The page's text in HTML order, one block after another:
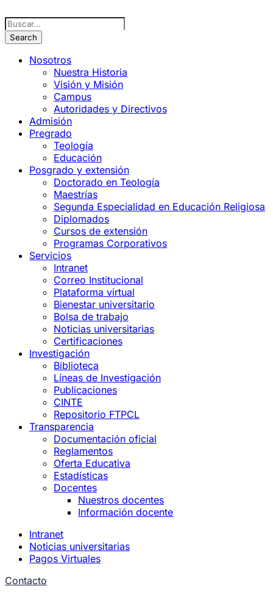
Nosotros
Nuestra Historia
Visión y Misión
Campus
Autoridades y Directivos
Admisión
Pregrado
Teología
Educación
Posgrado y extensión
Doctorado en Teología
Maestrías
Segunda Especialidad en Educación Religiosa
Diplomados
Cursos de extensión
Programas Corporativos
Servicios
Intranet
Correo Institucional
Plataforma virtual
Bienestar universitario
Bolsa de trabajo
Noticias universitarias
Certificaciones
Investigación
Biblioteca
Líneas de Investigación
Publicaciones
CINTE
Repositorio FTPCL
Transparencia
Documentación oficial
Reglamentos
Oferta Educativa
Estadísticas
Docentes
Nuestros docentes
Información docente
Intranet
Noticias universitarias
Pagos Virtuales
Contacto